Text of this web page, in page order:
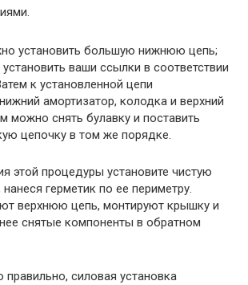
установить большую нижнюю цепь;
ваши ссылки в соответствии
к установленной цепи
амортизатор, колодка и верхний
можно снять булавку и поставить
цепочку в том же порядке.
этой процедуры установите чистую
герметик по ее периметру.
верхнюю цепь, монтируют крышку и
снятые компоненты в обратном
правильно, силовая установка